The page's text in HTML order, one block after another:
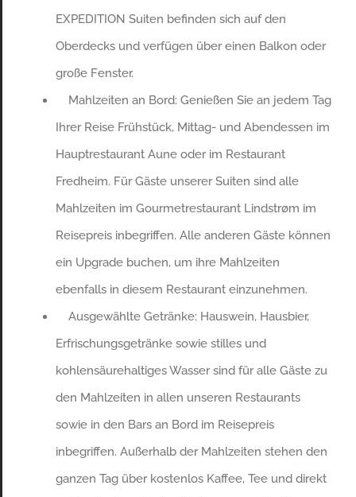
EXPEDITION Suiten befinden sich auf den
Oberdecks und verfügen über einen Balkon oder
große Fenster.
Mahlzeiten an Bord: Genießen Sie an jedem Tag
Ihrer Reise Frühstück, Mittag- und Abendessen im
Hauptrestaurant Aune oder im Restaurant
Fredheim. Für Gäste unserer Suiten sind alle
Mahlzeiten im Gourmetrestaurant Lindstrøm im
Reisepreis inbegriffen. Alle anderen Gäste können
ein Upgrade buchen, um ihre Mahlzeiten
ebenfalls in diesem Restaurant einzunehmen.
Ausgewählte Getränke: Hauswein, Hausbier,
Erfrischungsgetränke sowie stilles und
kohlensäurehaltiges Wasser sind für alle Gäste zu
den Mahlzeiten in allen unseren Restaurants
sowie in den Bars an Bord im Reisepreis
inbegriffen. Außerhalb der Mahlzeiten stehen den
ganzen Tag über kostenlos Kaffee, Tee und direkt